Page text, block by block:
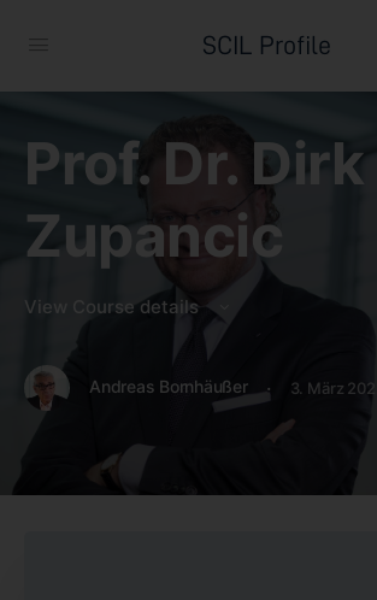
SCIL Profile
Prof. Dr. Dirk
Zupancic
View Course details
Andreas Bornhäußer · 3. März 2022